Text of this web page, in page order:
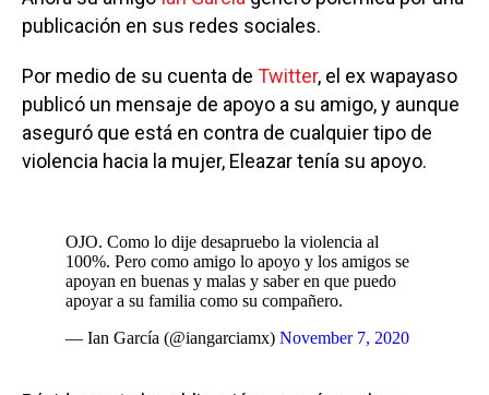
publicación en sus redes sociales.
Por medio de su cuenta de Twitter, el ex wapayaso
publicó un mensaje de apoyo a su amigo, y aunque
aseguró que está en contra de cualquier tipo de
violencia hacia la mujer, Eleazar tenía su apoyo.
OJO. Como lo dije desapruebo la violencia al
100%. Pero como amigo lo apoyo y los amigos se
apoyan en buenas y malas y saber en que puedo
apoyar a su familia como su compañero.
— Ian García (@iangarciamx) November 7, 2020